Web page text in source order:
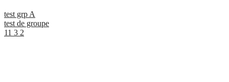
test grp A
test de groupe
11 3 2